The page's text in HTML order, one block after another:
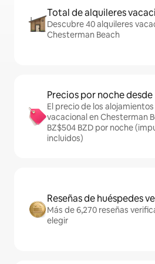
Total de alquileres
Descubre 40 alquileres
Chesterman Beach
Precios por noche desde
El precio de los
vacacional en Chesterman
BZ$504 BZD por noche
incluidos)
Reseñas de huéspedes
Más de 6,270 reseñas
elegir